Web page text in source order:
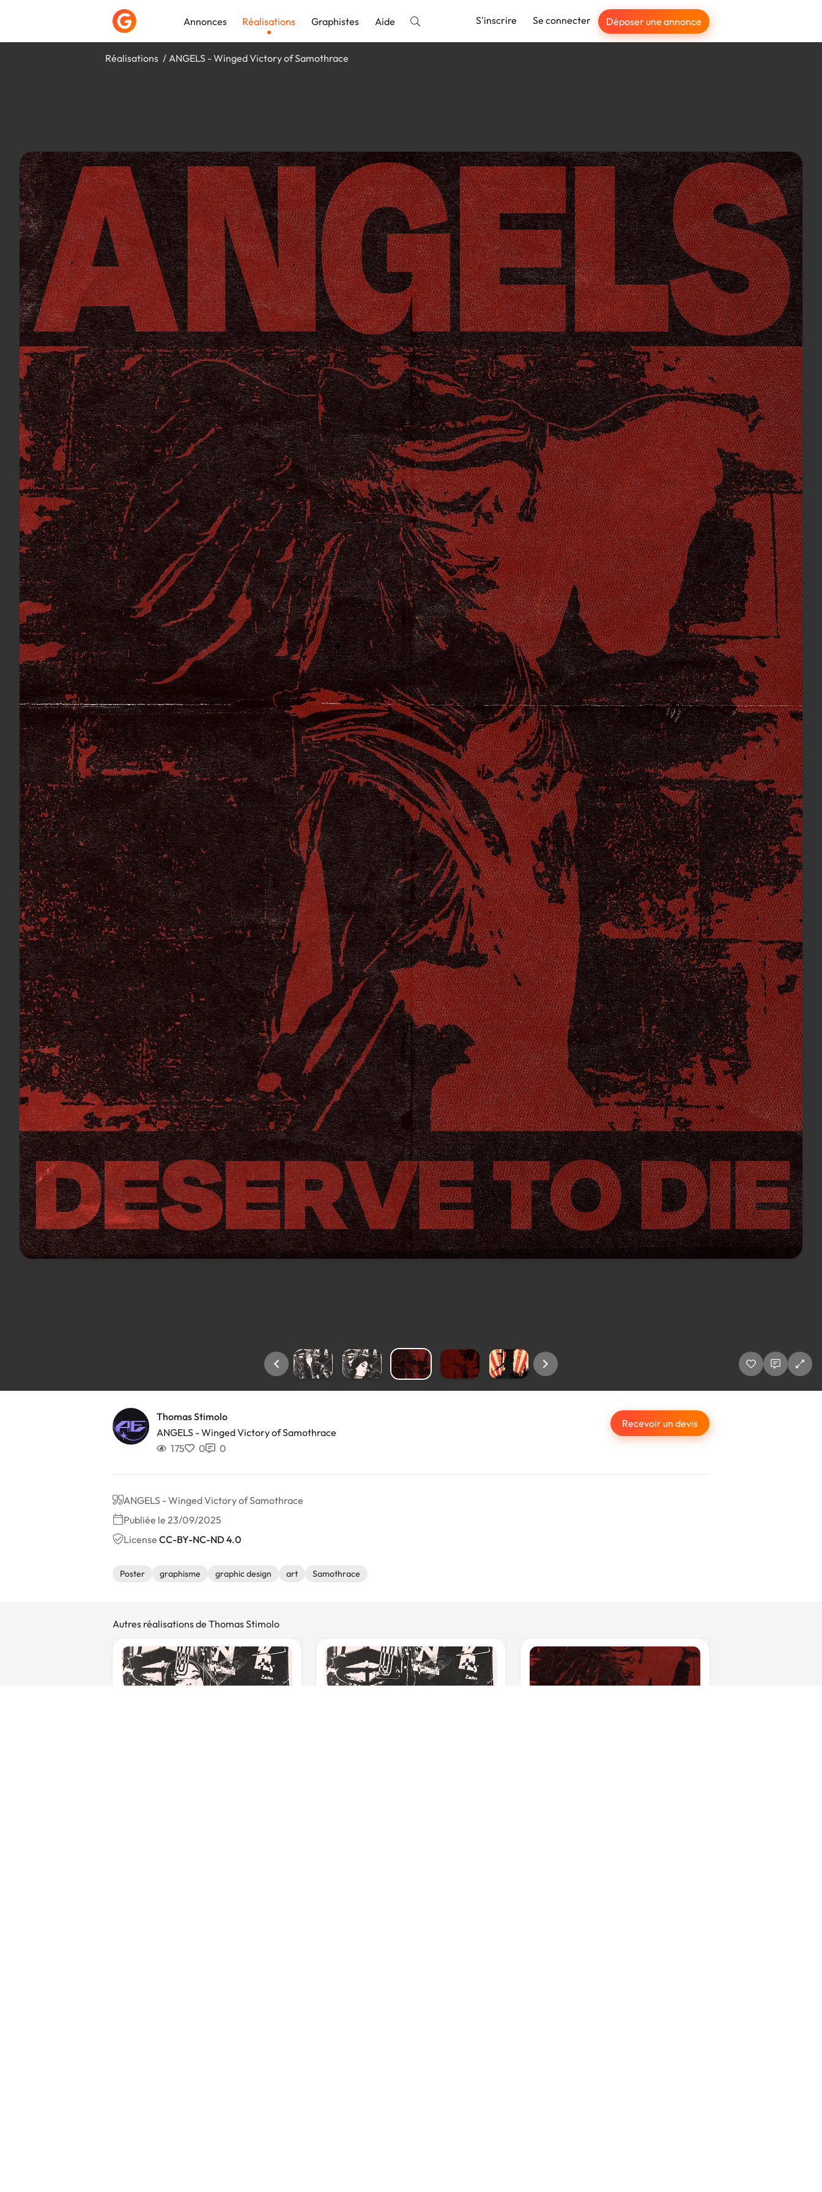
Annonces Réalisations Graphistes Aide S'inscrire Se connecter Déposer une annonce
Réalisations ANGELS - Winged Victory of Samothrace
Thomas Stimolo
ANGELS - Winged Victory of Samothrace
175
0 0
Recevoir un devis
ANGELS - Winged Victory of Samothrace
Publiée le 23/09/2025
License CC-BY-NC-ND 4.0
Poster graphisme graphic design art Samothrace
Autres réalisations de Thomas Stimolo